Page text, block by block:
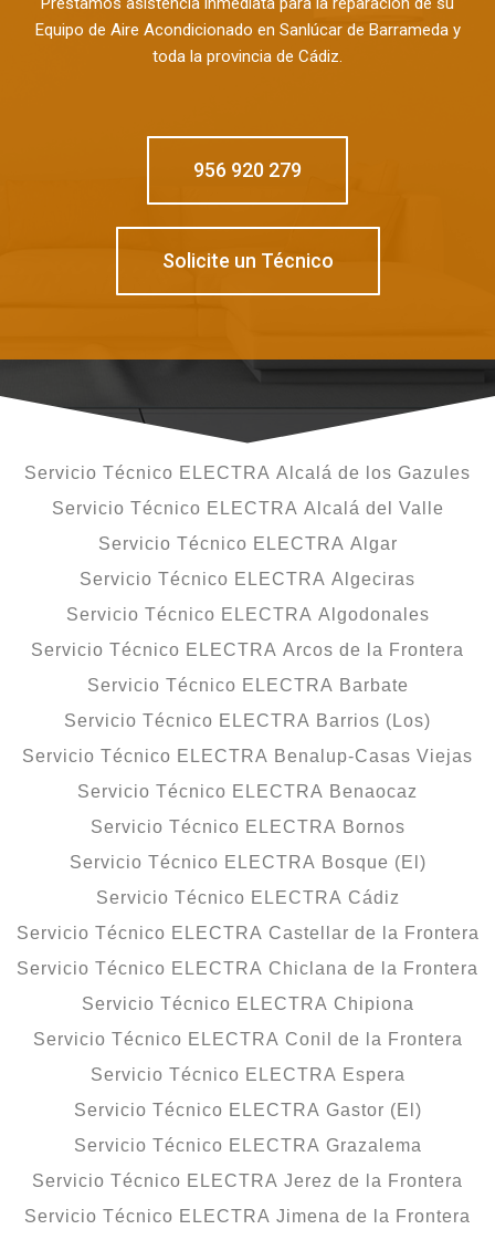
Equipo de Aire Acondicionado en Sanlúcar de Barrameda y
toda la provincia de Cádiz.
956 920 279
Solicite un Técnico
Servicio Técnico ELECTRA Alcalá de los Gazules
Servicio Técnico ELECTRA Alcalá del Valle
Servicio Técnico ELECTRA Algar
Servicio Técnico ELECTRA Algeciras
Servicio Técnico ELECTRA Algodonales
Servicio Técnico ELECTRA Arcos de la Frontera
Servicio Técnico ELECTRA Barbate
Servicio Técnico ELECTRA Barrios (Los)
Servicio Técnico ELECTRA Benalup-Casas Viejas
Servicio Técnico ELECTRA Benaocaz
Servicio Técnico ELECTRA Bornos
Servicio Técnico ELECTRA Bosque (El)
Servicio Técnico ELECTRA Cádiz
Servicio Técnico ELECTRA Castellar de la Frontera
Servicio Técnico ELECTRA Chiclana de la Frontera
Servicio Técnico ELECTRA Chipiona
Servicio Técnico ELECTRA Conil de la Frontera
Servicio Técnico ELECTRA Espera
Servicio Técnico ELECTRA Gastor (El)
Servicio Técnico ELECTRA Grazalema
Servicio Técnico ELECTRA Jerez de la Frontera
Servicio Técnico ELECTRA Jimena de la Frontera